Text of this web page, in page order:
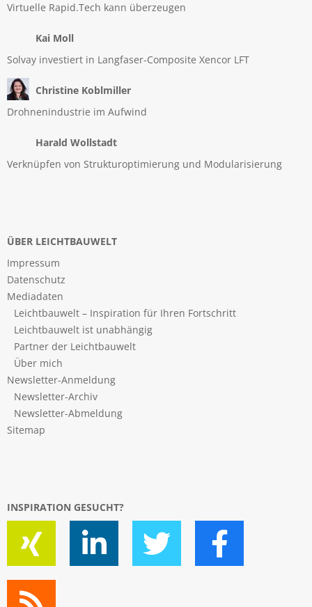
Virtuelle Rapid.Tech kann überzeugen
Kai Moll
Solvay investiert in Langfaser-Composite Xencor LFT
Christine Koblmiller
Drohnenindustrie im Aufwind
Harald Wollstadt
Verknüpfen von Strukturoptimierung und Modularisierung
ÜBER LEICHTBAUWELT
Impressum
Datenschutz
Mediadaten
Leichtbauwelt – Inspiration für Ihren Fortschritt
Leichtbauwelt ist unabhängig
Partner der Leichtbauwelt
Über mich
Newsletter-Anmeldung
Newsletter-Archiv
Newsletter-Abmeldung
Sitemap
INSPIRATION GESUCHT?